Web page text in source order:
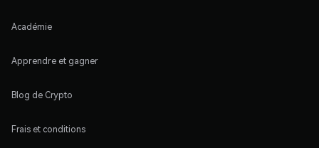
Académie
Apprendre et gagner
Blog de Crypto
Frais et conditions